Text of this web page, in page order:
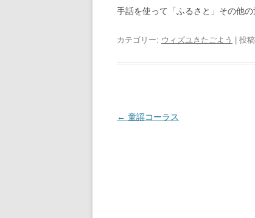
手話を使って「ふるさと」その他
カテゴリー: ウィズユきたごよう | 投
投
← 童謡コーラス